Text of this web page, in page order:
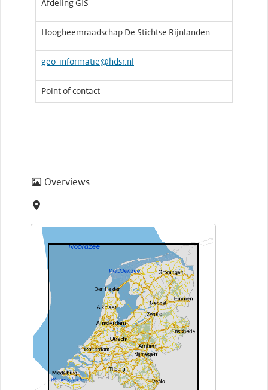
Afdeling GIS
Hoogheemraadschap De Stichtse Rijnlanden
geo-informatie@hdsr.nl
Point of contact
Overviews